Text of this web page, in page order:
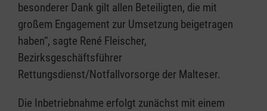
besonderer Dank gilt allen Beteiligten, die mit
großem Engagement zur Umsetzung beigetragen
haben“, sagte René Fleischer,
Bezirksgeschäftsführer
Rettungsdienst/Notfallvorsorge der Malteser.
Die Inbetriebnahme erfolgt zunächst mit einem